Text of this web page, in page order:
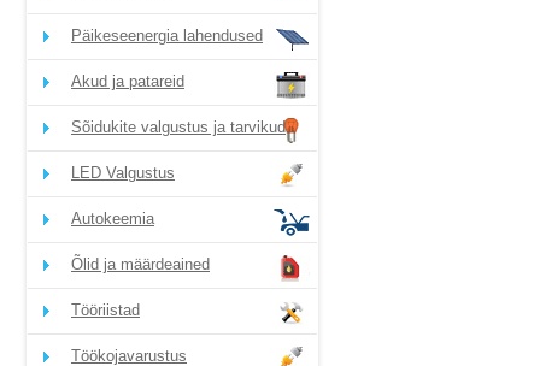
Päikeseenergia lahendused
Akud ja patareid
Sõidukite valgustus ja tarvikud
LED Valgustus
Autokeemia
Õlid ja määrdeained
Tööriistad
Töökojavarustus